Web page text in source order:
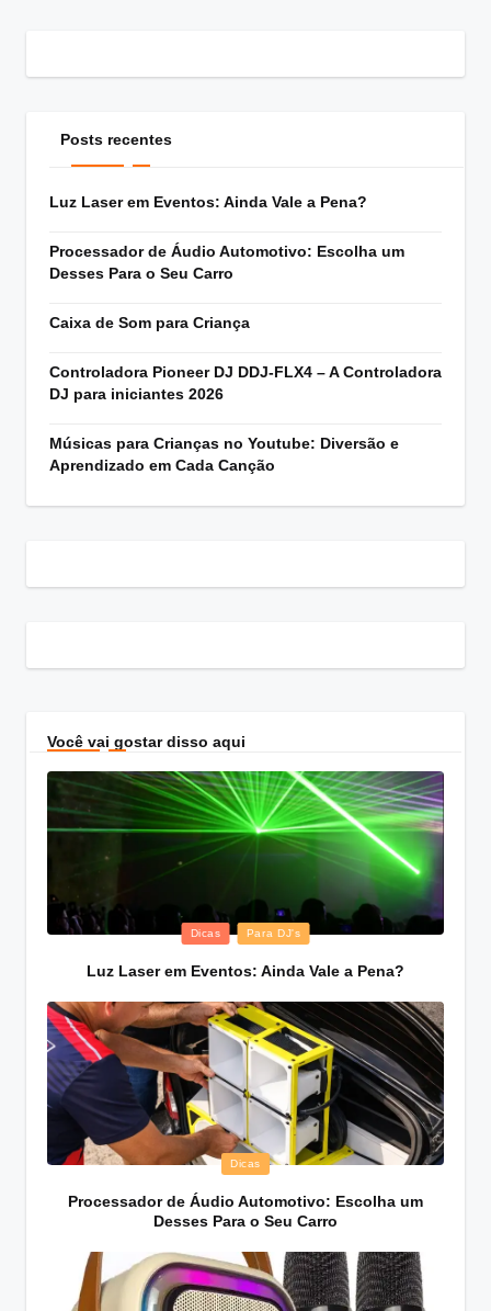
Posts recentes
Luz Laser em Eventos: Ainda Vale a Pena?
Processador de Áudio Automotivo: Escolha um
Desses Para o Seu Carro
Caixa de Som para Criança
Controladora Pioneer DJ DDJ-FLX4 – A Controladora
DJ para iniciantes 2026
Músicas para Crianças no Youtube: Diversão e
Aprendizado em Cada Canção
Você vai gostar disso aqui
Posted
Dicas Para DJ's
Luz Laser em Eventos: Ainda Vale a Pena?
Posted
Dicas
Processador de Áudio Automotivo: Escolha um
Desses Para o Seu Carro